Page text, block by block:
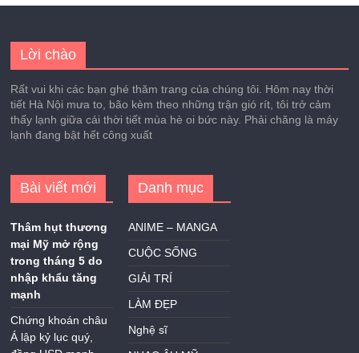
Lời chào
Rất vui khi các bạn ghé thăm trang của chúng tôi. Hôm nay thời
tiết Hà Nội mưa to, bão kèm theo những trận gió rít, tôi trở cảm
thấy lạnh giữa cái thời tiết mùa hè oi bức này. Phải chăng là máy
lạnh đang bật hết công xuất
Bài viết mới
Thâm hụt thương
mại Mỹ mở rộng
trong tháng 5 do
nhập khẩu tăng
mạnh
Chứng khoán châu
Á lập kỷ lục quý,
Danh mục
ANIME – MANGA
CUỘC SỐNG
GIẢI TRÍ
LÀM ĐẸP
Nghệ sĩ